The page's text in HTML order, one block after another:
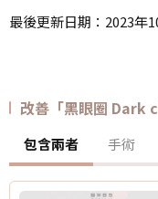
最後更新日期：2023年
改善「黑眼圈 Dark
包含兩者 手術